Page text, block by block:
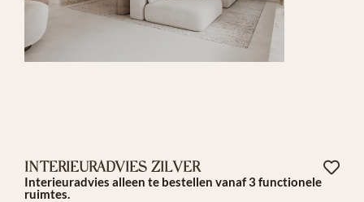
INTERIEURADVIES ZILVER
Interieuradvies alleen te bestellen vanaf 3 functionele
ruimtes.